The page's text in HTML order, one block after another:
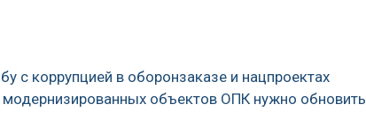
с коррупцией в оборонзаказе и нацпроектах
модернизированных объектов ОПК нужно обновить